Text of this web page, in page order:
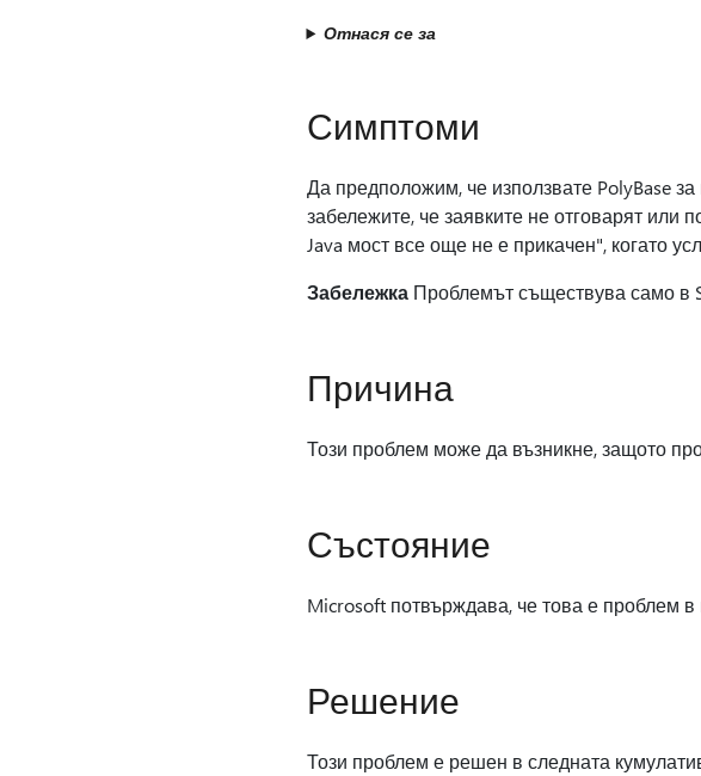
Отнася се за
Симптоми
Да предположим, че използвате PolyBase
забележите, че заявките не отговарят или
Java мост все още не е прикачен", когато
ЗабележкаПроблемът съществува само в
Причина
Този проблем може да възникне, защото
Състояние
Microsoft потвърждава, че това е проблем в
Решение
Този проблем е решен в следната